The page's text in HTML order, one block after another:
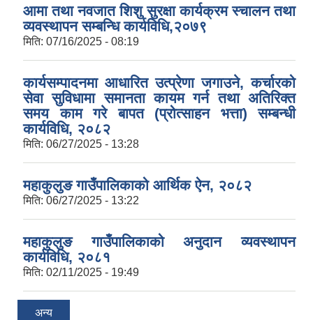
आमा तथा नवजात शिशु सुरक्षा कार्यक्रम स्चालन तथा
व्यवस्थापन सम्बन्धि कार्यविधि,२०७९
मिति: 07/16/2025 - 08:19
कार्यसम्पादनमा आधारित उत्प्रेणा जगाउने, कर्चारको
सेवा सुविधामा समानता कायम गर्न तथा अतिरिक्त
समय काम गरे बापत (प्रोत्साहन भत्ता) सम्बन्धी
कार्यविधि, २०८२
मिति: 06/27/2025 - 13:28
महाकुलुङ गाउँपालिकाको आर्थिक ऐन, २०८२
मिति: 06/27/2025 - 13:22
महाकुलुङ गाउँपालिकाको अनुदान व्यवस्थापन
कार्यविधि, २०८१
मिति: 02/11/2025 - 19:49
अन्य